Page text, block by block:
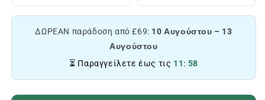
ΔΩΡΕΑΝ παράδοση από £69: 10 Αυγούστου – 13
Αυγούστου
⏳ Παραγγείλετε έως τις 11: 58